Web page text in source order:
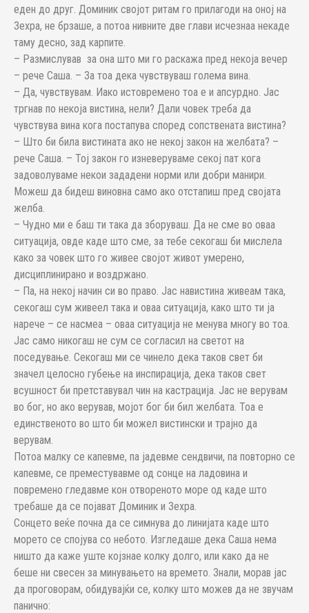
еден до друг. Доминик својот ритам го прилагоди на оној на
Зехра, не брзаше, а потоа нивните две глави исчезнаа некаде
таму десно, зад карпите.
– Размислував за она што ми го раскажа пред некоја вечер
– рече Саша. – За тоа дека чувствуваш голема вина.
– Да, чувствувам. Иако истовремено тоа е и апсурдно. Јас
тргнав по некоја вистина, нели? Дали човек треба да
чувствува вина кога постапува според сопствената вистина?
– Што би била вистината ако не некој закон на желбата? –
рече Саша. – Тој закон го изневеруваме секој пат кога
задоволуваме некои зададени норми или добри манири.
Можеш да бидеш виновна само ако отстапиш пред својата
желба.
– Чудно ми е баш ти така да зборуваш. Да не сме во оваа
ситуација, овде каде што сме, за тебе секогаш би мислела
како за човек што го живее својот живот умерено,
дисциплинирано и воздржано.
– Па, на некој начин си во право. Јас навистина живеам така,
секогаш сум живеел така и оваа ситуација, како што ти ја
нарече – се насмеа – оваа ситуација не менува многу во тоа.
Јас само никогаш не сум се согласил на светот на
поседување. Секогаш ми се чинело дека таков свет би
значел целосно губење на инспирација, дека таков свет
всушност би претставувал чин на кастрација. Јас не верувам
во бог, но ако верував, мојот бог би бил желбата. Тоа е
единственото во што би можел вистински и трајно да
верувам.
Потоа малку се капевме, па јадевме сендвичи, па повторно се
капевме, се преместувавме од сонце на ладовина и
повремено гледавме кон отвореното море од каде што
требаше да се појават Доминик и Зехра.
Сонцето веќе почна да се симнува до линијата каде што
морето се спојува со небото. Изгледаше дека Саша нема
ништо да каже уште којзнае колку долго, или како да не
беше ни свесен за минувањето на времето. Знали, морав јас
да проговорам, обидувајќи се, колку што можев да не звучам
панично: